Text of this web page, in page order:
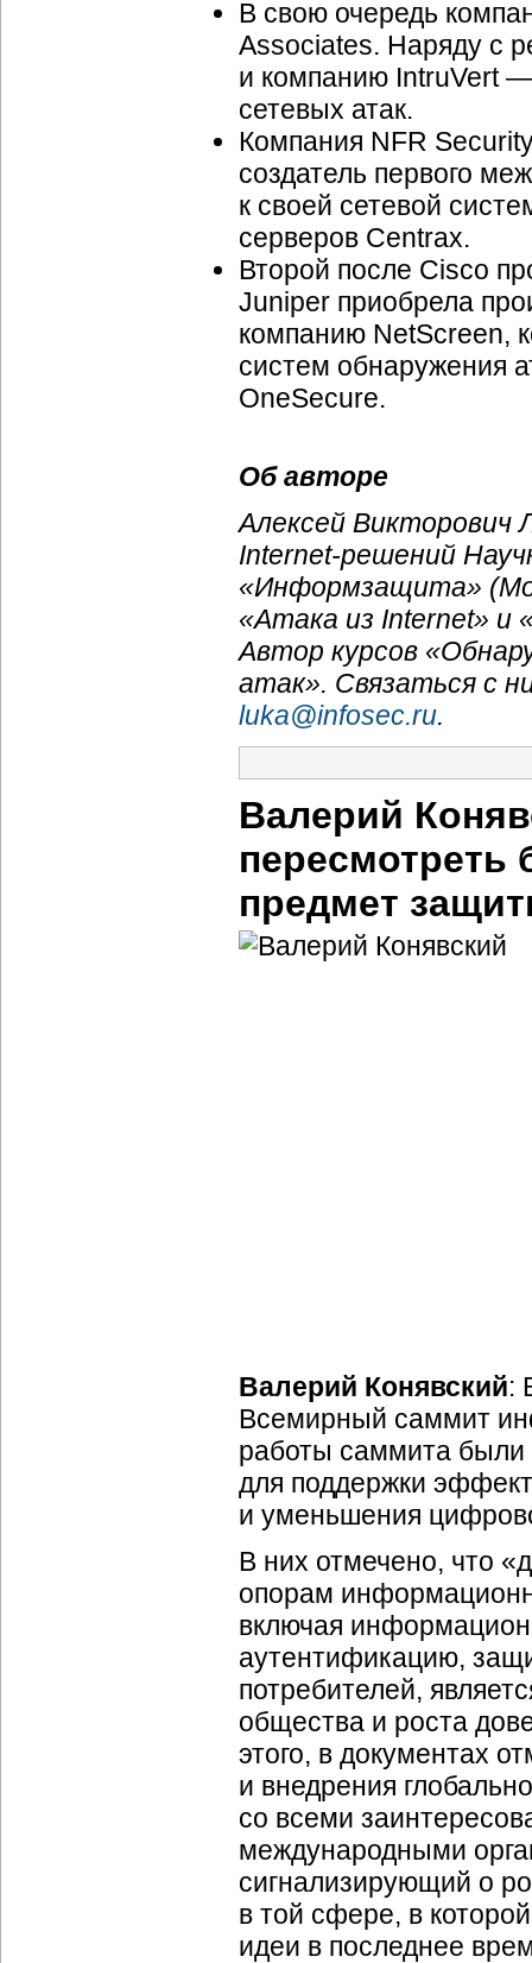
В свою очередь
Associates. Наряду с
и компанию IntruVert
сетевых атак.
Компания NFR
создатель первого
к своей сетевой
серверов Centrax.
Второй после Cisco
Juniper приобрела
компанию NetScreen,
систем обнаружения
OneSecure.
Об авторе
Алексей Викторович
Internet-решений
«Информзащита»
«Атака из Internet» и
Автор курсов
атак». Связаться с
luka@infosec.ru.
Валерий
пересмотреть
предмет
Валерий Конявский:
Всемирный саммит
работы саммита были
для поддержки
и уменьшения
В них отмечено, что
опорам
включая
аутентификацию,
потребителей,
общества и роста
этого, в документах
и внедрения
со всеми
международными
сигнализирующий о
в той сфере, в
идеи в последнее